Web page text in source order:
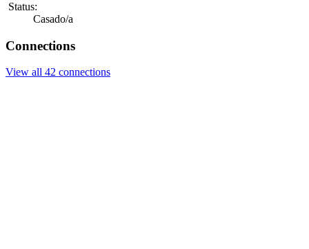
Status:
Casado/a
Connections
View all 42 connections